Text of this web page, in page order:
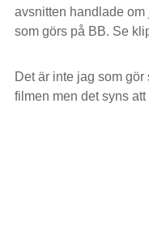
avsnitten handlade
som görs på BB. Se
Det är inte jag som
filmen men det syns